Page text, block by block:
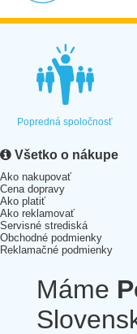
Popredná spoločnosť
Všetko o nákupe
Ako nakupovať
Cena dopravy
Ako platiť
Ako reklamovať
Servisné strediská
Obchodné podmienky
Reklamačné podmienky
Máme